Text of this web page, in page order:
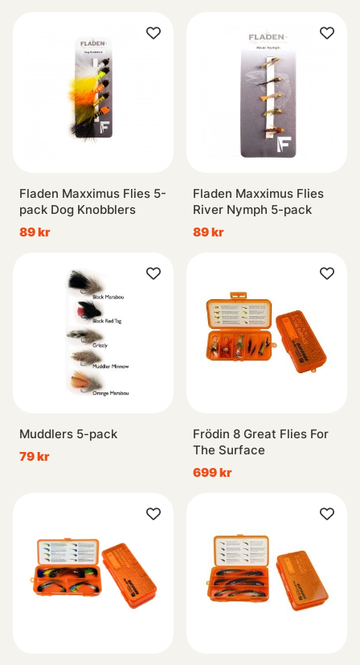
Fladen Maxximus Flies 5-
pack Dog Knobblers
89 kr
Fladen Maxximus Flies
River Nymph 5-pack
89 kr
Muddlers 5-pack
79 kr
Frödin 8 Great Flies For
The Surface
699 kr